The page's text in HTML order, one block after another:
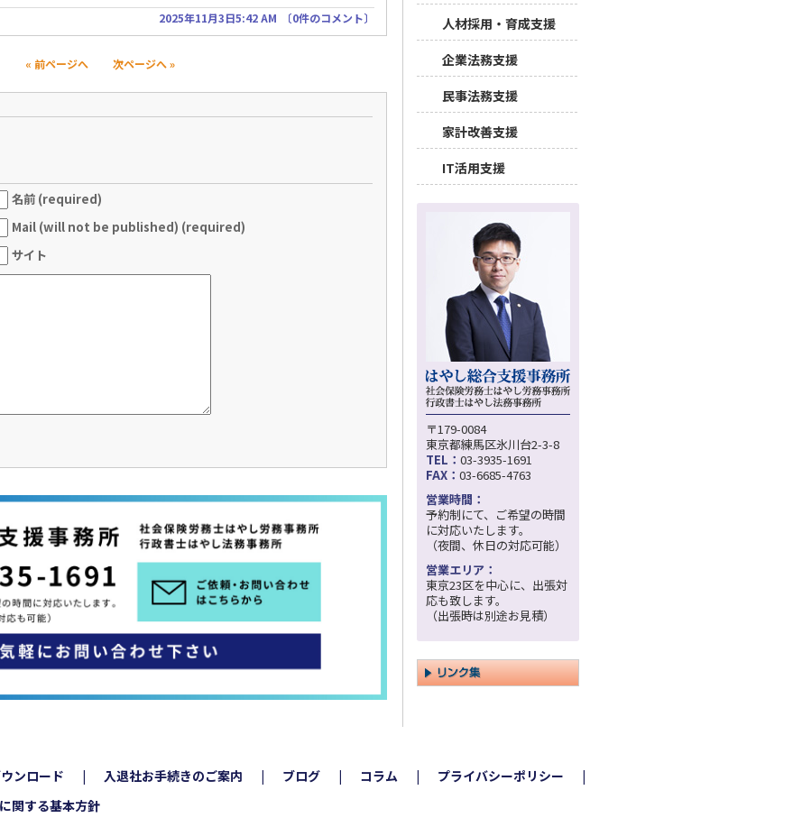
2025年11月3日5:42 AM 〔0件のコメント〕
« 前ページへ 次ページへ »
名前 (required)
Mail (will not be published) (required)
サイト
人材採用・育成支援
企業法務支援
民事法務支援
家計改善支援
IT活用支援
〒179-0084
東京都練馬区氷川台2-3-8
TEL： 03-3935-1691
FAX： 03-6685-4763
営業時間：
予約制にて、ご希望の時間
に対応いたします。
（夜間、休日の対応可能）
営業エリア：
東京23区を中心に、出張対
応も致します。
（出張時は別途お見積）
ンロード 入退社お手続きのご案内 ブログ コラム
プライバシーポリシー
関する基本方針